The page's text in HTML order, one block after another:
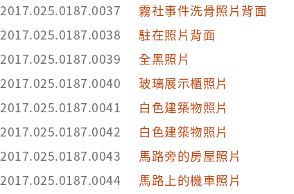
2017.025.0187.0037
霧社事件洗骨照片背面
2017.025.0187.0038
駐在照片背面
2017.025.0187.0039
全黑照片
2017.025.0187.0040
玻璃展示櫃照片
2017.025.0187.0041
白色建築物照片
2017.025.0187.0042
白色建築物照片
2017.025.0187.0043
馬路旁的房屋照片
2017.025.0187.0044
馬路上的機車照片